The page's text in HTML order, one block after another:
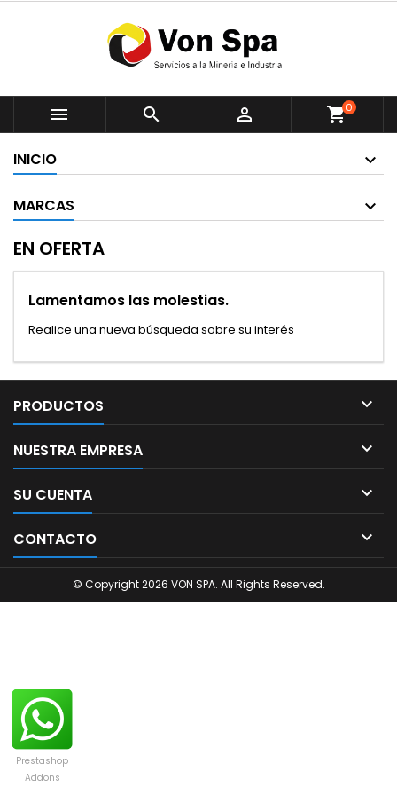
Prestashop
Addons
   shopping_cart0
INICIO
MARCAS
EN OFERTA
Lamentamos las molestias.
Realice una nueva búsqueda sobre su interés
PRODUCTOS 
NUESTRA EMPRESA 
SU CUENTA 
CONTACTO 
© Copyright 2026 VON SPA. All Rights Reserved.